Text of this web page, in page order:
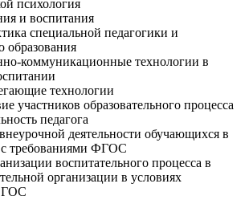
психология
и воспитания
специальной педагогики и
образования
коммуникационные технологии в
технологии
участников образовательного процесса
педагога
деятельности обучающихся в
с требованиями ФГОС
воспитательного процесса в
организации в условиях